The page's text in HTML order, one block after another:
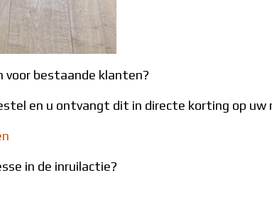
voor bestaande klanten?
en u ontvangt dit in directe korting op
in de inruilactie?